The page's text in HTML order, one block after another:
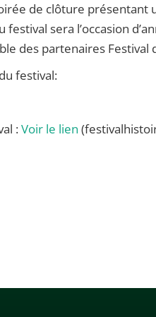
de clôture présentant
sera l’occasion
des partenaires Festival
festival:
:Voir le lien